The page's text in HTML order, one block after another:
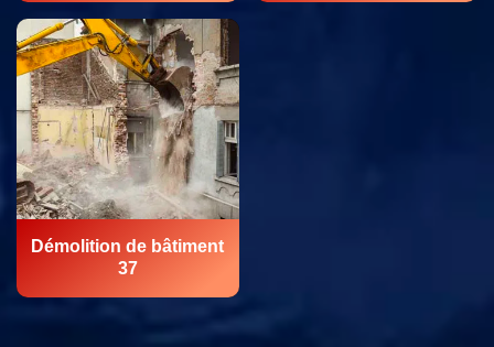
Démolition de bâtiment
37